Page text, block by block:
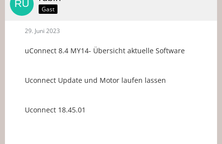
Gast
29. Juni 2023
uConnect 8.4 MY14- Übersicht aktuelle Software
Uconnect Update und Motor laufen lassen
Uconnect 18.45.01